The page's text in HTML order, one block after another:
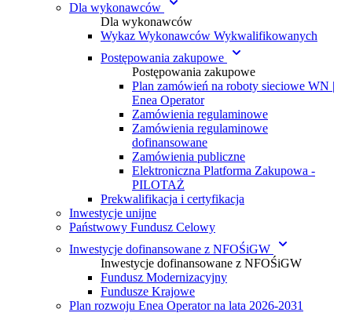
Dla wykonawców
Dla wykonawców
Wykaz Wykonawców Wykwalifikowanych
Postępowania zakupowe
Postępowania zakupowe
Plan zamówień na roboty sieciowe WN |
Enea Operator
Zamówienia regulaminowe
Zamówienia regulaminowe
dofinansowane
Zamówienia publiczne
Elektroniczna Platforma Zakupowa -
PILOTAŻ
Prekwalifikacja i certyfikacja
Inwestycje unijne
Państwowy Fundusz Celowy
Inwestycje dofinansowane z NFOŚiGW
Inwestycje dofinansowane z NFOŚiGW
Fundusz Modernizacyjny
Fundusze Krajowe
Plan rozwoju Enea Operator na lata 2026-2031